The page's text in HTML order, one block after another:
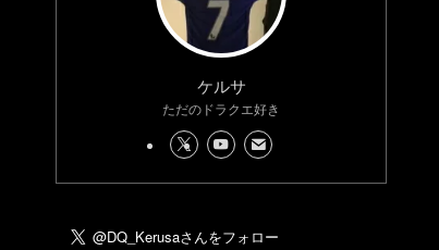
ケルサ
ただのドラクエ好き